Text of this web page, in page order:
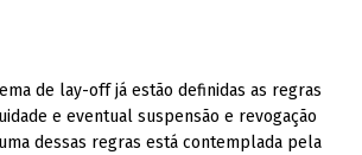
de lay-off já estão definidas as regras
e eventual suspensão e revogação
dessas regras está contemplada pela